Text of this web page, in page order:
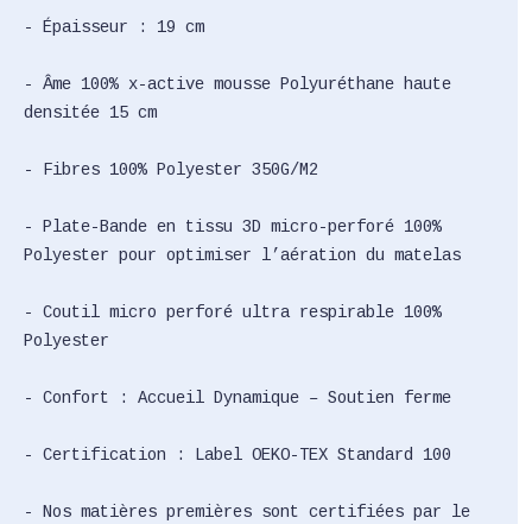
- Épaisseur : 19 cm
- Âme 100% x-active mousse Polyuréthane haute
densitée 15 cm
- Fibres 100% Polyester 350G/M2
- Plate-Bande en tissu 3D micro-perforé 100%
Polyester pour optimiser l’aération du matelas
- Coutil micro perforé ultra respirable 100%
Polyester
- Confort : Accueil Dynamique – Soutien ferme
- Certification : Label OEKO-TEX Standard 100
- Nos matières premières sont certifiées par le